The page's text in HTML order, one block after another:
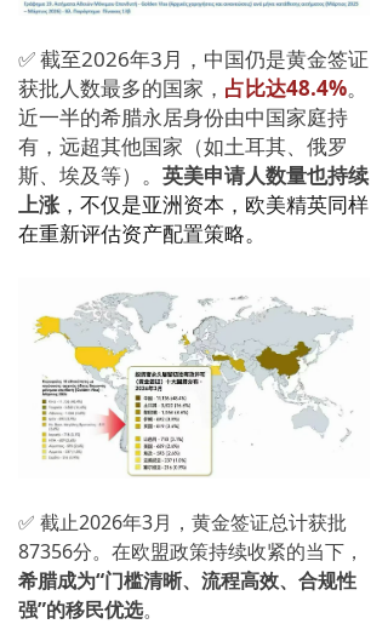
✅截至2026年3月，中国仍是黄金签证
获批人数最多的国家， 占比达48.4%。
近一半的希腊永居身份由中国家庭持
有，远超其他国家（如土耳其、俄罗
斯、埃及等）。 英美申请人数量也持续
上涨 ，不仅是亚洲资本，欧美精英同样
在重新评估资产配置策略。
✅ 截止2026年3月，黄金签证总计获批
87356分。在欧盟政策持续收紧的当下，
希腊成为“门槛清晰、流程高效、合规性
强”的移民优选。